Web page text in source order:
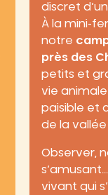
discret
À la mini-
notre
près des
petits et
vie
paisible et
de la
Observer,
vivant qui